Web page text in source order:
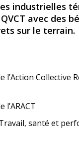
industrielles
avec des
sur le terrain.
l’Action Collective
l’ARACT
santé et